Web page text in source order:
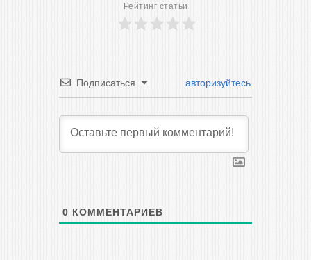
Рейтинг статьи
Подписаться авторизуйтесь
0 КОММЕНТАРИЕВ